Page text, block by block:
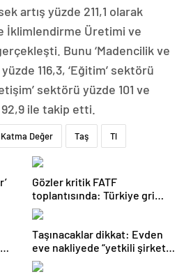
artış yüzde 211,1 olarak
İklimlendirme Üretimi ve
Bunu ‘Madencilik ve
yüzde 116,3, ‘Eğitim’ sektörü
sektörü yüzde 101 ve
ile takip etti.
Katma Değer Taş Tl
Gözler kritik FATF
toplantısında: Türkiye gri
listeden çıkacak mı?
Taşınacaklar dikkat: Evden
eve nakliyede “yetkili şirket”
uyarısı